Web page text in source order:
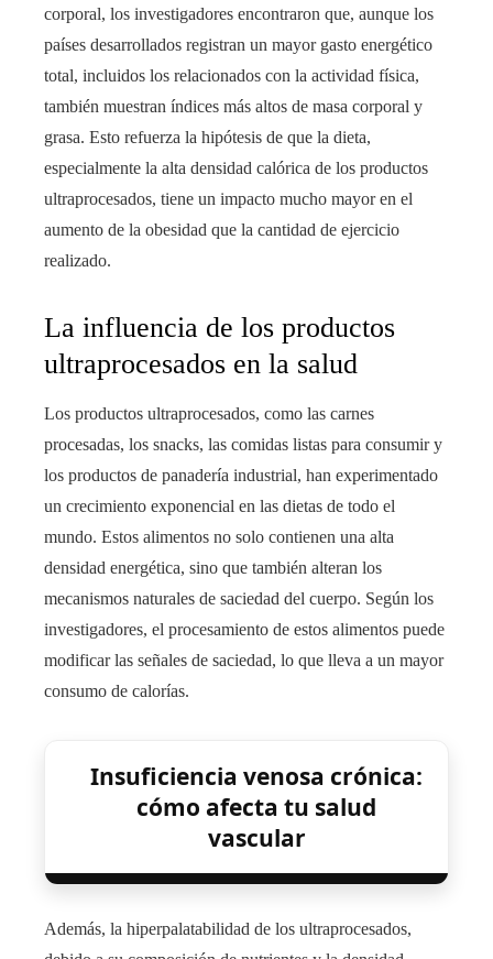
corporal, los investigadores encontraron que, aunque los
países desarrollados registran un mayor gasto energético
total, incluidos los relacionados con la actividad física,
también muestran índices más altos de masa corporal y
grasa. Esto refuerza la hipótesis de que la dieta,
especialmente la alta densidad calórica de los productos
ultraprocesados, tiene un impacto mucho mayor en el
aumento de la obesidad que la cantidad de ejercicio
realizado.
La influencia de los productos
ultraprocesados en la salud
Los productos ultraprocesados, como las carnes
procesadas, los snacks, las comidas listas para consumir y
los productos de panadería industrial, han experimentado
un crecimiento exponencial en las dietas de todo el
mundo. Estos alimentos no solo contienen una alta
densidad energética, sino que también alteran los
mecanismos naturales de saciedad del cuerpo. Según los
investigadores, el procesamiento de estos alimentos puede
modificar las señales de saciedad, lo que lleva a un mayor
consumo de calorías.
Insuficiencia venosa crónica:
cómo afecta tu salud
vascular
Además, la hiperpalatabilidad de los ultraprocesados,